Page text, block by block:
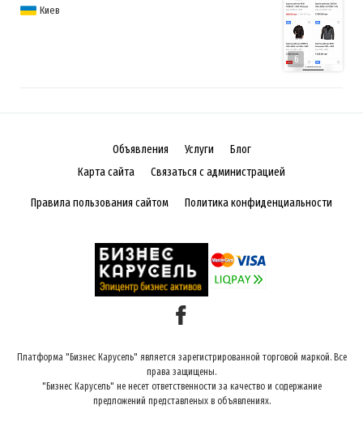
6
Киев
Объявления Услуги
Блог
Карта сайта
Связаться с администрацией
Правила пользования сайтом Политика конфиденциальности
Платформа "Бизнес Карусель" является зарегистрированной торговой маркой. Все
права защищены.
"Бизнес Карусель" не несет ответственности за качество и содержание
предложений представленых в объявлениях.